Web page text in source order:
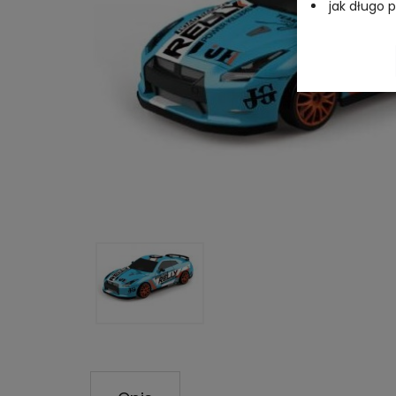
jak długo
jakie
Działania DK
wszelkich
Parlamentu
fizycznych
przepływu